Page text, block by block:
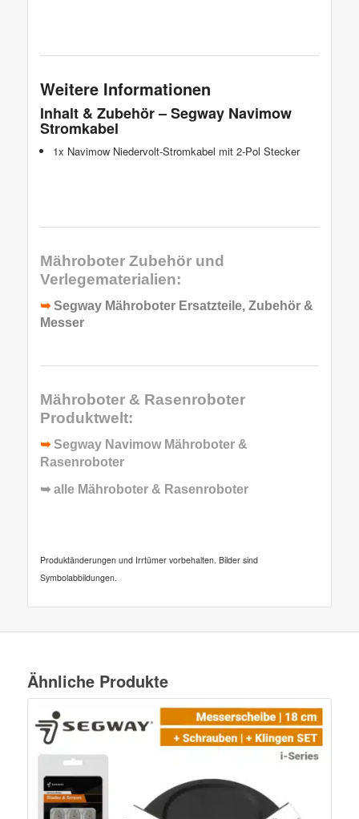
Weitere Informationen
Inhalt & Zubehör – Segway Navimow
Stromkabel
1x Navimow Niedervolt-Stromkabel mit 2-Pol Stecker
Mähroboter Zubehör und
Verlegematerialien:
➥ Segway Mähroboter Ersatzteile, Zubehör &
Messer
Mähroboter & Rasenroboter
Produktwelt:
➥ Segway Navimow Mähroboter &
Rasenroboter
➥ alle Mähroboter & Rasenroboter
Produktänderungen und Irrtümer vorbehalten. Bilder sind
Symbolabbildungen.
Ähnliche Produkte